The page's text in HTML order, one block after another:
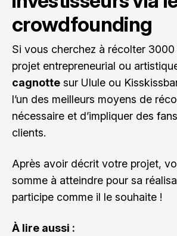
crowdfounding
Si vous cherchez à récolter
projet entrepreneurial ou
cagnotte sur Ulule ou
l’un des meilleurs moyens de
nécessaire et d’impliquer des
clients.
Après avoir décrit votre projet,
somme à atteindre pour sa
participe comme il le souhaite !
À lire aussi :